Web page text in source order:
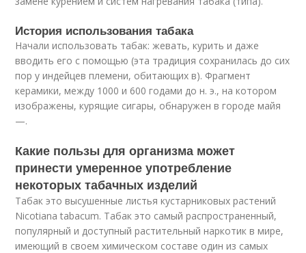
История использования табака
Начали использовать табак: жевать, курить и даже
вводить его с помощью (эта традиция сохранилась до сих
пор у индейцев племени, обитающих в). Фрагмент
керамики, между 1000 и 600 годами до н. э., на котором
изображены, курящие сигары, обнаружен в городе майя
—.
Какие пользы для организма может
принести умеренное употребление
некоторых табачных изделий
Табак это высушенные листья кустарниковых растений
Nicotiana tabacum. Табак это самый распространенный,
популярный и доступный растительный наркотик в мире,
имеющий в своем химическом составе один из самых